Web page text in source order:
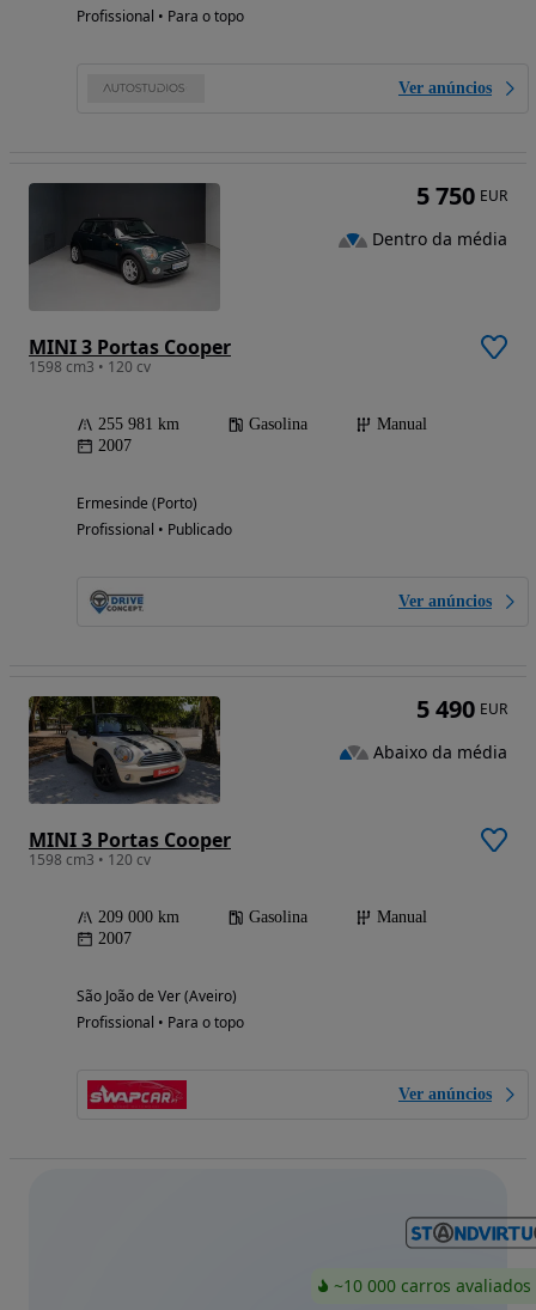
Profissional • Para o topo
Ver anúncios
MINI 3 Portas Cooper
1598 cm3 • 120 cv
255 981 km Gasolina
Manual
2007
Ermesinde (Porto)
Profissional • Publicado
Ver anúncios
5 750 EUR
Dentro da média
MINI 3 Portas Cooper
1598 cm3 • 120 cv
209 000 km Gasolina
Manual
2007
São João de Ver (Aveiro)
Profissional • Para o topo
Ver anúncios
5 490 EUR
Abaixo da média
~10 000 carros